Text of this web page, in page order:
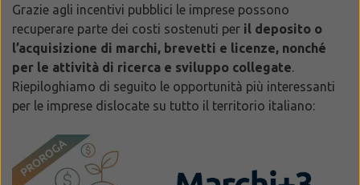
Grazie agli incentivi pubblici le imprese possono
recuperare parte dei costi sostenuti per il deposito o
l’acquisizione di marchi, brevetti e licenze, nonché
per le attività di ricerca e sviluppo collegate.
Riepiloghiamo di seguito le opportunità più interessanti
per le imprese dislocate su tutto il territorio italiano: